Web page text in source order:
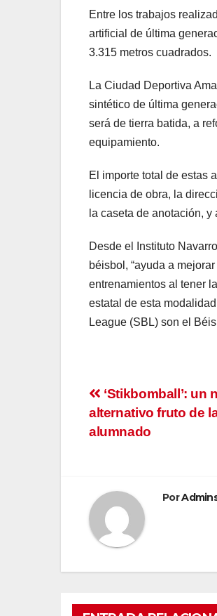
Entre los trabajos
artificial de última
3.315 metros cuadrados.
La Ciudad Deportiva
sintético de última
será de tierra batida, a
equipamiento.
El importe total de estas
licencia de obra, la
la caseta de anotación, y
Desde el Instituto
béisbol, “ayuda a
entrenamientos al tener
estatal de esta
League (SBL) son el
Navegación
de
‘Stikbomball’: un
alternativo fruto de
alumnado
Por